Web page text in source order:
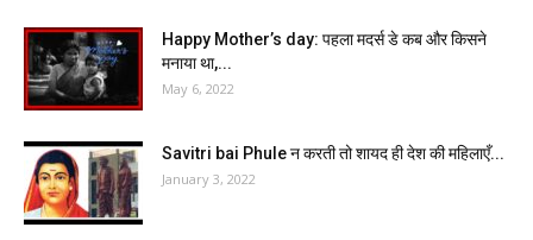
Happy Mother’s day: पहला मदर्स डे कब और किसने
मनाया था,...
May 6, 2022
Savitri bai Phule न करती तो शायद ही देश की महिलाएँ...
January 3, 2022